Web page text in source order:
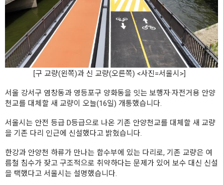
[구 교량(왼쪽)과 신 교량(오른쪽) <사진=서울시>]
서울 강서구 염창동과 영등포구 양화동을 잇는 보행자·자전거용 안양
천교를 대체할 새 교량이 오늘(16일) 개통했습니다.
서울시는 안전 등급 D등급으로 나온 기존 안양천교를 대체할 새 교량
을 기존 다리 인근에 신설했다고 밝혔습니다.
한강과 안양천 하류가 만나는 합수부에 있는 다리로, 기존 교량은 여
름철 침수가 잦고 구조적으로 취약하다는 문제가 있어 보수 대신 신설
을 택했다고 서울시는 설명했습니다.